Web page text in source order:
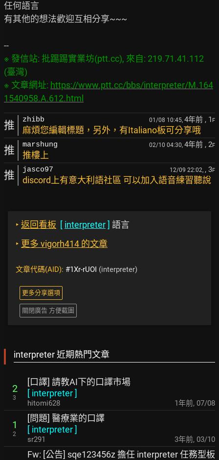
任何語言
有其他的想法歡迎互相分享~~~
※ 發信站: 批踢踢實業坊(ptt.cc), 來自: 219.71.41.112
(臺灣)
※ 文章網址: https://www.ptt.cc/bbs/interpreter/M.164
1540958.A.612.html
推 zhibb 01/08 10:45, 4年前 , 1 F
麻煩您編輯標題，另外，有Italiano板可分享哦
推 marshung 02/10 04:30, 4年前 , 2F
推樓上
推 jasco97 12/09 22:02, , 3F
discord上有意大利語社區 可以加入語音練習聽說
‣ 返回看板 [ interpreter] 語言
‣ 更多 vigorh414 的文章
文章代碼(AID): #1Xr-rUOI (interpreter)
更多分享選項
關閉廣告 方便截圖
interpreter 近期熱門文章
2
3
[口譯] 請教AI下的口譯市場
[ interpreter]
hitomi628 1年前, 07/08
1
2
[問題] 醫療業的口譯
[ interpreter]
sr291 3年前, 03/10
Fw: [公告] sqe123456z 擔任 interpreter 任務型板